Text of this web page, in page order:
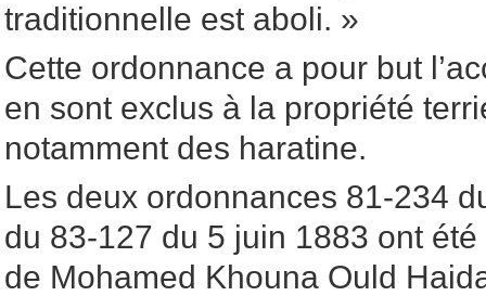
traditionnelle est aboli. »
Cette ordonnance a pour but
en sont exclus à la propriété
notamment des haratine.
Les deux ordonnances 81-234
du 83-127 du 5 juin 1883 ont
de Mohamed Khouna Ould